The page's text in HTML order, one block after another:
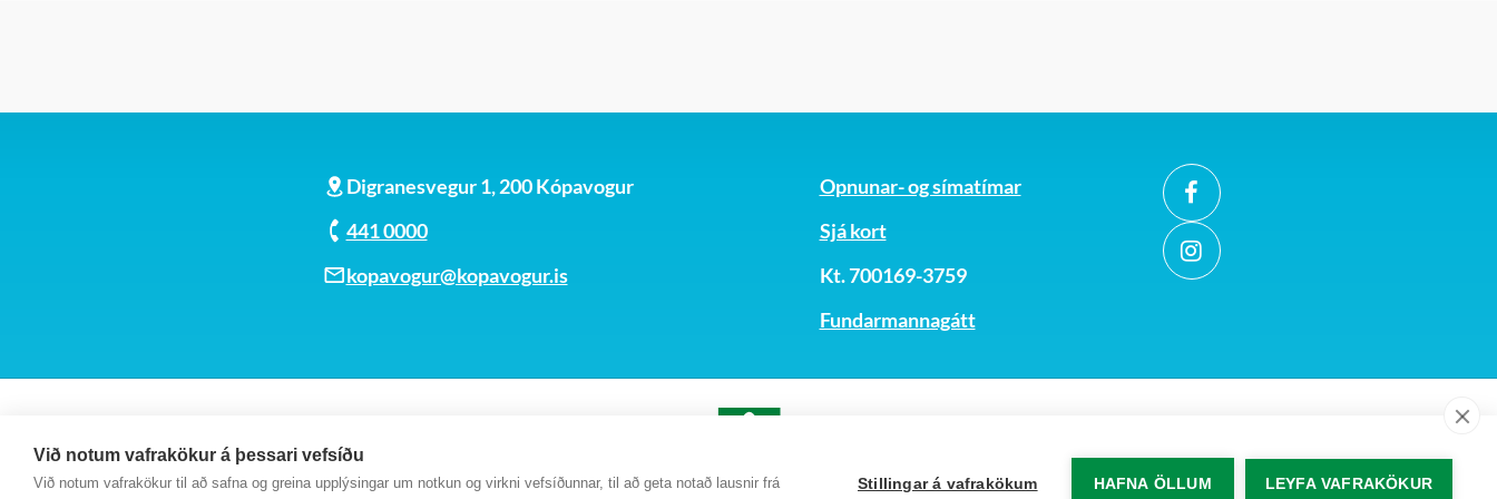
Við notum vafrakökur á þessari vefsíðu
Við notum vafrakökur til að safna og greina upplýsingar um notkun og virkni vefsíðunnar, til að geta notað lausnir frá Stillingar á vafrakökum HAFNA ÖLLUM LEYFA VAFRAKÖKUR
Digranesvegur 1, 200 Kópavogur
441 0000
kopavogur@kopavogur.is
Opnunar- og símatímar
Sjá kort
Kt. 700169-3759
Fundarmannagátt